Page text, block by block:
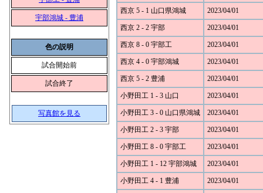
宇部鴻城 - 豊浦
色の説明
試合開始前
試合終了
写真館を見る
西京 5 - 1 山口県鴻城 2023/04/01
西京 2 - 2 宇部 2023/04/01
西京 8 - 0 宇部工 2023/04/01
西京 4 - 0 宇部鴻城 2023/04/01
西京 5 - 2 豊浦 2023/04/01
小野田工 1 - 3 山口 2023/04/01
小野田工 3 - 0 山口県鴻城 2023/04/01
小野田工 2 - 3 宇部 2023/04/01
小野田工 8 - 0 宇部工 2023/04/01
小野田工 1 - 12 宇部鴻城 2023/04/01
小野田工 4 - 1 豊浦 2023/04/01